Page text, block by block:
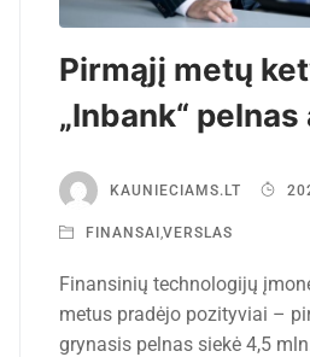
Pirmąjį metų
„Inbank“ pelnas
KAUNIECIAMS.LT
FINANSAI VERSLAS
Finansinių technologijų
metus pradėjo pozityviai –
grynasis pelnas siekė 4,5